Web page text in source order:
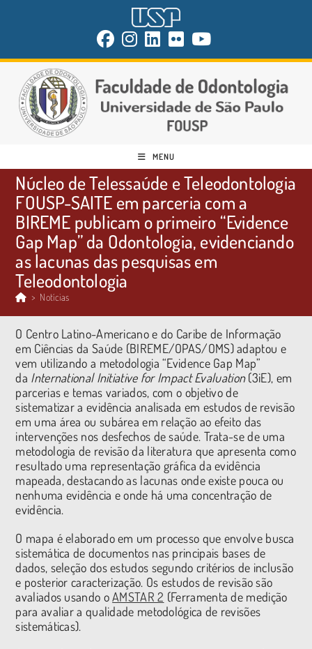
MENU
Núcleo de Telessaúde e Teleodontologia
FOUSP-SAITE em parceria com a
BIREME publicam o primeiro “Evidence
Gap Map” da Odontologia, evidenciando
as lacunas das pesquisas em
Teleodontologia
> Notícias
O Centro Latino-Americano e do Caribe de Informação
em Ciências da Saúde (BIREME/OPAS/OMS) adaptou e
vem utilizando a metodologia “Evidence Gap Map”
da International Initiative for Impact Evaluation(3iE), em
parcerias e temas variados, com o objetivo de
sistematizar a evidência analisada em estudos de revisão
em uma área ou subárea em relação ao efeito das
intervenções nos desfechos de saúde. Trata-se de uma
metodologia de revisão da literatura que apresenta como
resultado uma representação gráfica da evidência
mapeada, destacando as lacunas onde existe pouca ou
nenhuma evidência e onde há uma concentração de
evidência.
O mapa é elaborado em um processo que envolve busca
sistemática de documentos nas principais bases de
dados, seleção dos estudos segundo critérios de inclusão
e posterior caracterização. Os estudos de revisão são
avaliados usando oAMSTAR 2 (Ferramenta de medição
para avaliar a qualidade metodológica de revisões
sistemáticas).